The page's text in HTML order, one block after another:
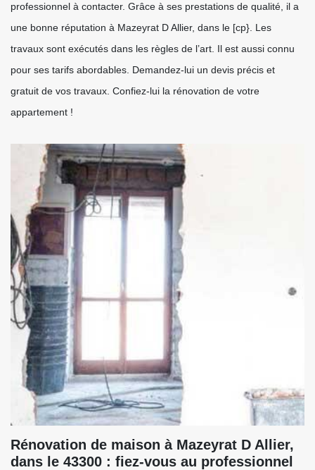
professionnel à contacter. Grâce à ses prestations de qualité, il a
une bonne réputation à Mazeyrat D Allier, dans le [cp}. Les
travaux sont exécutés dans les règles de l’art. Il est aussi connu
pour ses tarifs abordables. Demandez-lui un devis précis et
gratuit de vos travaux. Confiez-lui la rénovation de votre
appartement !
Rénovation de maison à Mazeyrat D Allier,
dans le 43300 : fiez-vous au professionnel